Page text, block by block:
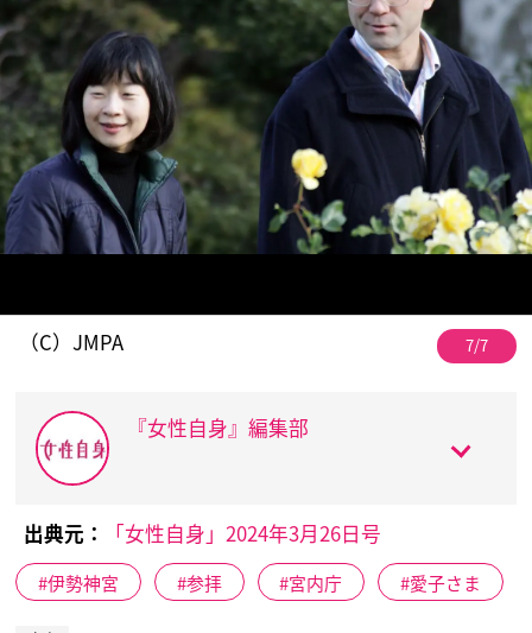
（C）JMPA 7/7
『女性自身』編集部
出典元： 「女性自身」2024年3月26日号
伊勢神宮 参拝 宮内庁 愛子さま